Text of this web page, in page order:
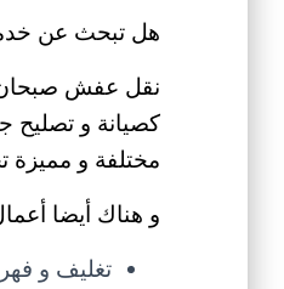
هل تبحث عن
نقل عفش صبحان
كصيانة و تصليح
مختلفة و
و هناك أيضا
تغليف و